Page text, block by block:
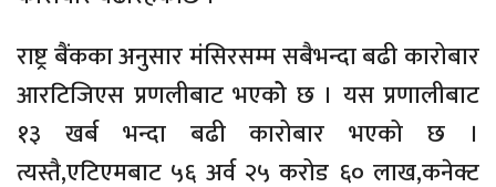
राष्ट्र बैंकका अनुसार मंसिरसम्म सबैभन्दा बढी कारोबार
आरटिजिएस प्रणलीबाट भएकोे छ । यस प्रणालीबाट
१३ खर्ब भन्दा बढी कारोबार भएको छ ।
त्यस्तै,एटिएमबाट ५६ अर्व २५ करोड ६० लाख,कनेक्ट